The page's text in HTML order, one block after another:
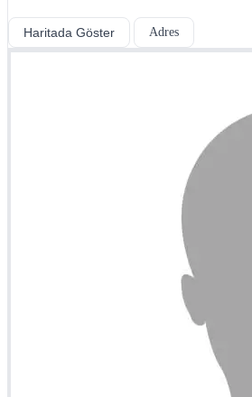
Haritada Göster Adres